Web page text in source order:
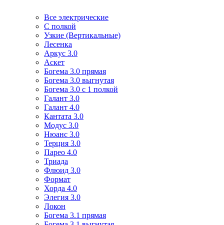
Все электрические
С полкой
Узкие (Вертикальные)
Лесенка
Аркус 3.0
Аскет
Богема 3.0 прямая
Богема 3.0 выгнутая
Богема 3.0 с 1 полкой
Галант 3.0
Галант 4.0
Кантата 3.0
Модус 3.0
Нюанс 3.0
Терция 3.0
Парео 4.0
Триада
Флюид 3.0
Формат
Хорда 4.0
Элегия 3.0
Локон
Богема 3.1 прямая